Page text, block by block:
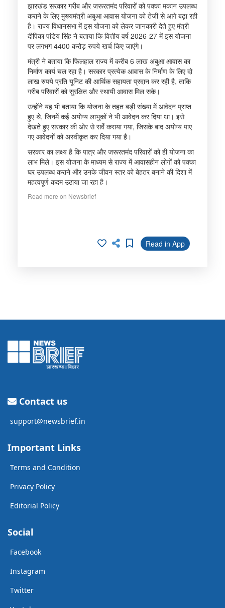
झारखंड सरकार गरीब और जरूरतमंद परिवारों को पक्का मकान उपलब्ध
कराने के लिए मुख्यमंत्री अबुआ आवास योजना को तेजी से आगे बढ़ा रही
है। राज्य विधानसभा में इस योजना को लेकर जानकारी देते हुए मंत्री
दीपिका पांडेय सिंह ने बताया कि वित्तीय वर्ष 2026-27 में इस योजना
पर लगभग 4400 करोड़ रुपये खर्च किए जाएंगे।
मंत्री ने बताया कि फिलहाल राज्य में करीब 6 लाख अबुआ आवास का
निर्माण कार्य चल रहा है। सरकार प्रत्येक आवास के निर्माण के लिए दो
लाख रुपये प्रति यूनिट की आर्थिक सहायता प्रदान कर रही है, ताकि
गरीब परिवारों को सुरक्षित और स्थायी आवास मिल सके।
उन्होंने यह भी बताया कि योजना के तहत बड़ी संख्या में आवेदन प्राप्त
हुए थे, जिनमें कई अयोग्य लाभुकों ने भी आवेदन कर दिया था। इसे
देखते हुए सरकार की ओर से सर्वे कराया गया, जिसके बाद अयोग्य पाए
गए आवेदनों को अस्वीकृत कर दिया गया है।
सरकार का लक्ष्य है कि पात्र और जरूरतमंद परिवारों को ही योजना का
लाभ मिले। इस योजना के माध्यम से राज्य में आवासहीन लोगों को पक्का
घर उपलब्ध कराने और उनके जीवन स्तर को बेहतर बनाने की दिशा में
महत्वपूर्ण कदम उठाया जा रहा है।
Read more on Newsbrief
Read in App
Contact us
support@newsbrief.in
Important Links
Terms and Condition
Privacy Policy
Editorial Policy
Social
Facebook
Instagram
Twitter